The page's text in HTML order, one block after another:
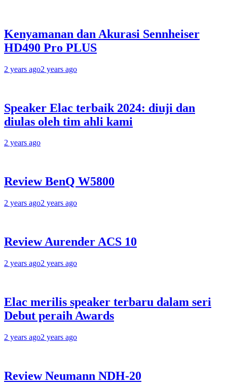
Kenyamanan dan Akurasi Sennheiser
HD490 Pro PLUS
2 years ago2 years ago
Speaker Elac terbaik 2024: diuji dan
diulas oleh tim ahli kami
2 years ago
Review BenQ W5800
2 years ago2 years ago
Review Aurender ACS 10
2 years ago2 years ago
Elac merilis speaker terbaru dalam seri
Debut peraih Awards
2 years ago2 years ago
Review Neumann NDH-20